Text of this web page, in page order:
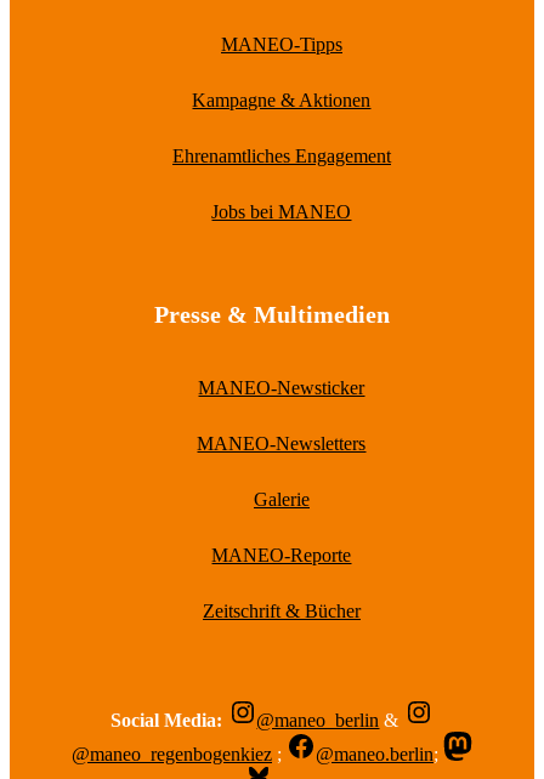
MANEO-Tipps
Kampagne & Aktionen
Ehrenamtliches Engagement
Jobs bei MANEO
Presse & Multimedien
MANEO-Newsticker
MANEO-Newsletters
Galerie
MANEO-Reporte
Zeitschrift & Bücher
Social Media: @maneo_berlin &
@maneo_regenbogenkiez ; @maneo.berlin;